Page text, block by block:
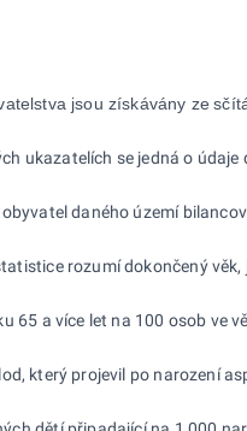
jsou získávány ze
ukazatelích se jedná o
daného území
rozumí dokončený
65 a více let na 100 osob ve
který projevil po narození